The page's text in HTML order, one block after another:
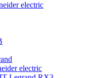
electric
electric